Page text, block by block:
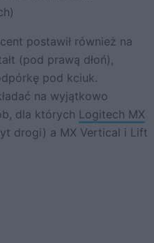
postawił również na
(pod prawą dłoń),
pod kciuk.
na wyjątkowo
dla których Logitech MX
drogi) a MX Vertical i Lift